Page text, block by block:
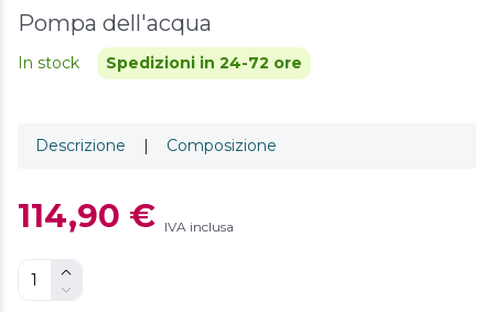
Pompa dell'acqua
In stock Spedizioni in 24-72 ore
Descrizione | Composizione
114,90 € IVA inclusa